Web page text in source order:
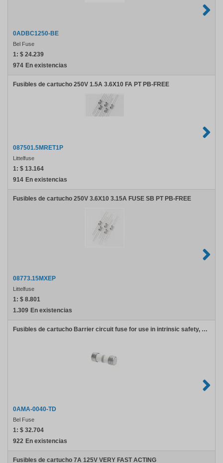
0ADBC1250-BE
Bel Fuse
1: $ 24.239
974 En existencias
Fusibles de cartucho 250V 1.5A 3.6X10 FA PT PB-FREE
087501.5MRET1P
Littelfuse
1: $ 13.164
914 En existencias
Fusibles de cartucho 250V 3.6X10 3.15A FUSE SB PT PB-FREE
08773.15MXEP
Littelfuse
1: $ 8.801
1.309 En existencias
Fusibles de cartucho Barrier circuit fuse for use in intrinsic safety, 40mA
0AMA-0040-TD
Bel Fuse
1: $ 32.704
922 En existencias
Fusibles de cartucho 7A 125V VERY FAST ACTING